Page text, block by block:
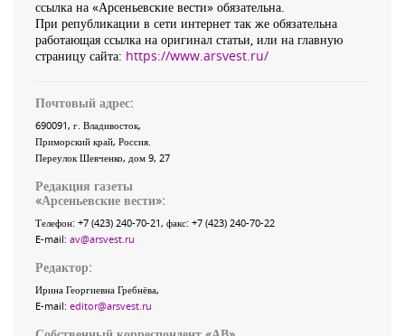
ссылка на «Арсеньевские вести» обязательна.
При републикации в сети интернет так же обязательна
работающая ссылка на оригинал статьи, или на главную
страницу сайта: https://www.arsvest.ru/
Почтовый адрес:
690091, г. Владивосток,
Приморский край, Россия
Переулок Шевченко, дом 9, 27
Редакция газеты
«Арсеньевские вести»:
Телефон: +7 (423) 240-70-21, факс: +7 (423) 240-70-22
E-mail: av@arsvest.ru
Редактор:
Ирина Георгиевна Гребнёва,
E-mail: editor@arsvest.ru